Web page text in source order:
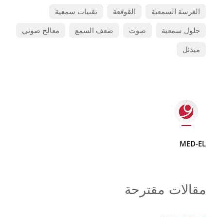
الغرسة السمعية القوقعة
تقنيات سمعية
حلول سمعية
صوت ضعف السمع
معالج صوتي
ميدئل
MED-EL
مقالات مقترحة